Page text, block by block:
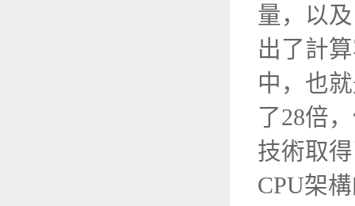
量，以
出了計
中，也
了28倍
技術取
CPU架